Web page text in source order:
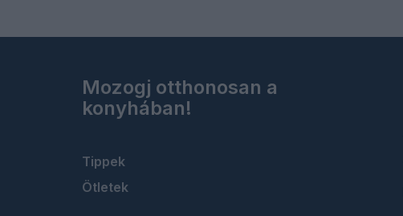
Mozogj otthonosan a
konyhában!
Tippek
Ötletek